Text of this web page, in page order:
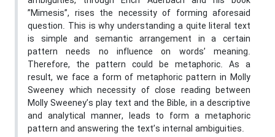
”Mimesis”, rises the necessity of forming aforesaid
question. This is why understanding a quite literal text
is simple and semantic arrangement in a certain
pattern needs no influence on words’ meaning.
Therefore, the pattern could be metaphoric. As a
result, we face a form of metaphoric pattern in Molly
Sweeney which necessity of close reading between
Molly Sweeney’s play text and the Bible, in a descriptive
and analytical manner, leads to form a metaphoric
pattern and answering the text’s internal ambiguities.